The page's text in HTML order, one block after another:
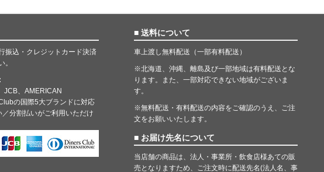
振込・クレジットカード決済
。
JCB、AMERICAN
の国際5大ブランドに対応
／分割払いがご利用いただけ
■ 送料について
車上渡し無料配送（一部有料配送）
※北海道、沖縄、離島及び一部地域は有料配送とな
ります。また、一部対応できない地域がございま
す。
※無料配送・有料配送の内容をご確認のうえ、ご注
文をお願いいたします。
■ お届け先名について
当店舗の商品は、法人・事業所・飲食店様あての販
売となりますため、ご注文時に配送先名(法人名、事